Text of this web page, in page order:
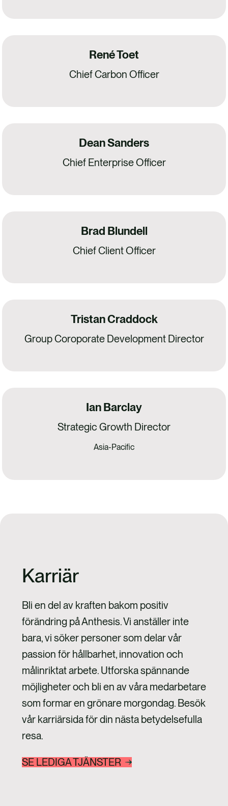
René Toet
Chief Carbon Officer
Dean Sanders
Chief Enterprise Officer
Brad Blundell
Chief Client Officer
Tristan Craddock
Group Coroporate Development Director
Ian Barclay
Strategic Growth Director
Asia-Pacific
Karriär
Bli en del av kraften bakom positiv
förändring på Anthesis. Vi anställer inte
bara, vi söker personer som delar vår
passion för hållbarhet, innovation och
målinriktat arbete. Utforska spännande
möjligheter och bli en av våra medarbetare
som formar en grönare morgondag. Besök
vår karriärsida för din nästa betydelsefulla
resa.
SE LEDIGA TJÄNSTER